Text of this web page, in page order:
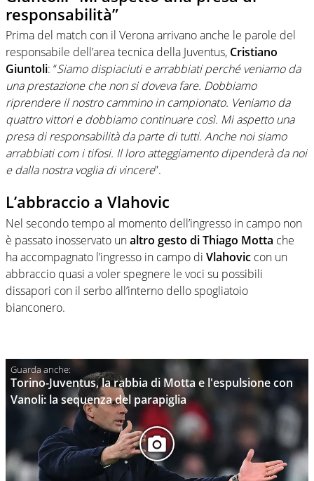
responsabilità”
Prima del match con il Verona arrivano anche le parole del
responsabile dell’area tecnica della Juventus, Cristiano
Giuntoli: “Siamo dispiaciuti e arrabbiati perché veniamo da
una prestazione che non si doveva fare. Dobbiamo
riprendere il nostro cammino in campionato. Veniamo da
quattro vittori e dobbiamo continuare così. Mi aspetto una
presa di responsabilità da parte di tutti. Anche noi siamo
arrabbiati com i tifosi. Il loro atteggiamento dipenderà da noi
e dalla nostra voglia di vincere”.
L’abbraccio a Vlahovic
Nel secondo tempo al momento dell’ingresso in campo non
è passato inosservato unaltro gesto di Thiago Motta che
ha accompagnato l’ingresso in campo di Vlahovic con un
abbraccio quasi a voler spegnere le voci su possibili
dissapori con il serbo all’interno dello spogliatoio
bianconero.
Torino-Juventus, la rabbia di Motta e l'espulsione con
Vanoli: la sequenza del parapiglia